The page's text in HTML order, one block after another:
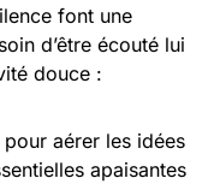
font une
d’être écouté lui
douce :
pour aérer les idées
apaisantes